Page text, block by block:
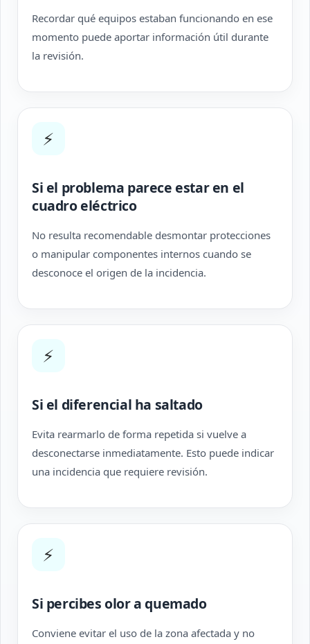
Recordar qué equipos estaban funcionando en ese
momento puede aportar información útil durante
la revisión.
⚡
Si el problema parece estar en el
cuadro eléctrico
No resulta recomendable desmontar protecciones
o manipular componentes internos cuando se
desconoce el origen de la incidencia.
⚡
Si el diferencial ha saltado
Evita rearmarlo de forma repetida si vuelve a
desconectarse inmediatamente. Esto puede indicar
una incidencia que requiere revisión.
⚡
Si percibes olor a quemado
Conviene evitar el uso de la zona afectada y no